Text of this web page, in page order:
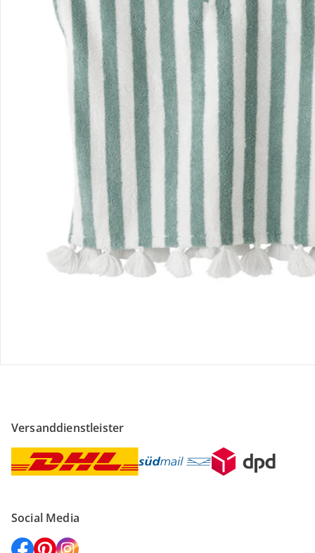
Kontakt & Service
Filialen & Beratung
Unternehmen
Sicher & flexibel bezahlen
Versanddienstleister
Social Media